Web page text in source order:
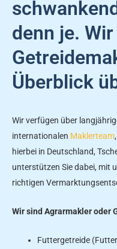
denn je.
Überblick
Wir verfügen über
internationalen Maklerteam
hierbei in Deutschland,
unterstützen Sie dabei, mit
richtigen
Wir sind Agrarmakler oder
Futtergetreide